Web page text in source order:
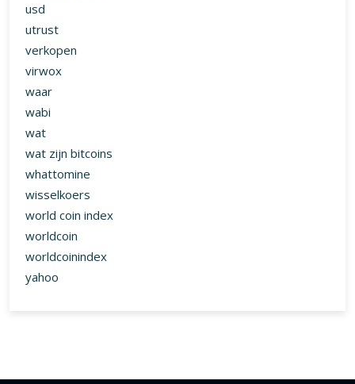
usd
utrust
verkopen
virwox
waar
wabi
wat
wat zijn bitcoins
whattomine
wisselkoers
world coin index
worldcoin
worldcoinindex
yahoo